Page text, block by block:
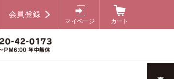
会員登録
マイページ カート